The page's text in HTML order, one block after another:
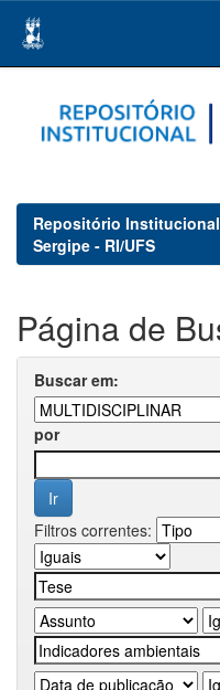
navigation
Repositório
Sergipe - RI/UFS
Página de
Buscar em:
por
Filtros correntes: